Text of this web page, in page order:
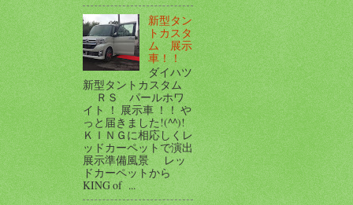
新型タン
トカスタ
ム 展示
車！！
ダイハツ
新型タントカスタム
ＲＳ パールホワ
イト ！ 展示車 ！！ や
っと届きました!(^^)!
ＫＩＮＧに相応しくレ
ッドカーペットで演出
展示準備風景 レッ
ドカーペットから
KING of ...